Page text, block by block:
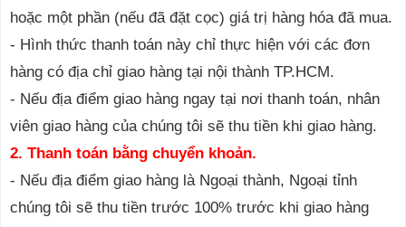
hoặc một phần (nếu đã đặt cọc) giá trị hàng hóa đã mua.
- Hình thức thanh toán này chỉ thực hiện với các đơn
hàng có địa chỉ giao hàng tại nội thành TP.HCM.
- Nếu địa điểm giao hàng ngay tại nơi thanh toán, nhân
viên giao hàng của chúng tôi sẽ thu tiền khi giao hàng.
2. Thanh toán bằng chuyển khoản.
- Nếu địa điểm giao hàng là Ngoại thành, Ngoại tỉnh
chúng tôi sẽ thu tiền trước 100% trước khi giao hàng